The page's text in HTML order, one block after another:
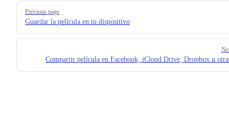
Pager
Previous page
Guardar la película en tu dispositivo
Compartir película en Facebook, iCloud Drive, Dropbox u